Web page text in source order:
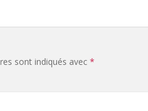
sont indiqués avec *